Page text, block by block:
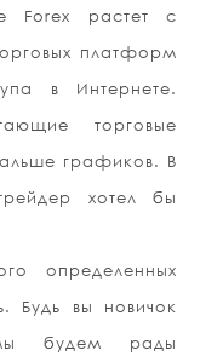
Forex растет с
платформ
в Интернете.
торговые
графиков. В
хотел бы
определенных
Будь вы новичок
будем рады